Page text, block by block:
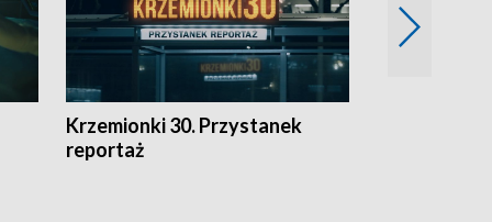
Krzemionki 30. Przystanek
reportaż